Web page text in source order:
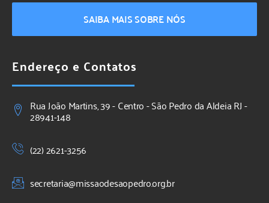
SAIBA MAIS SOBRE NÓS
Endereço e Contatos
Rua João Martins, 39 - Centro - São Pedro da Aldeia RJ -
28941-148
(22) 2621-3256
secretaria@missaodesaopedro.org.br